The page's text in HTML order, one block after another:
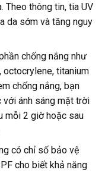
Theo thông tin, tia UV
da sớm và tăng nguy
chống nắng như
titanium
chống nắng, bạn
với ánh sáng mặt trời
mỗi 2 giờ hoặc sau
có chỉ số bảo vệ
cho biết khả năng